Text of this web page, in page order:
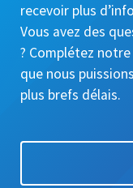
recevoir plus
Vous avez des
? Complétez
que nous
plus brefs délais.